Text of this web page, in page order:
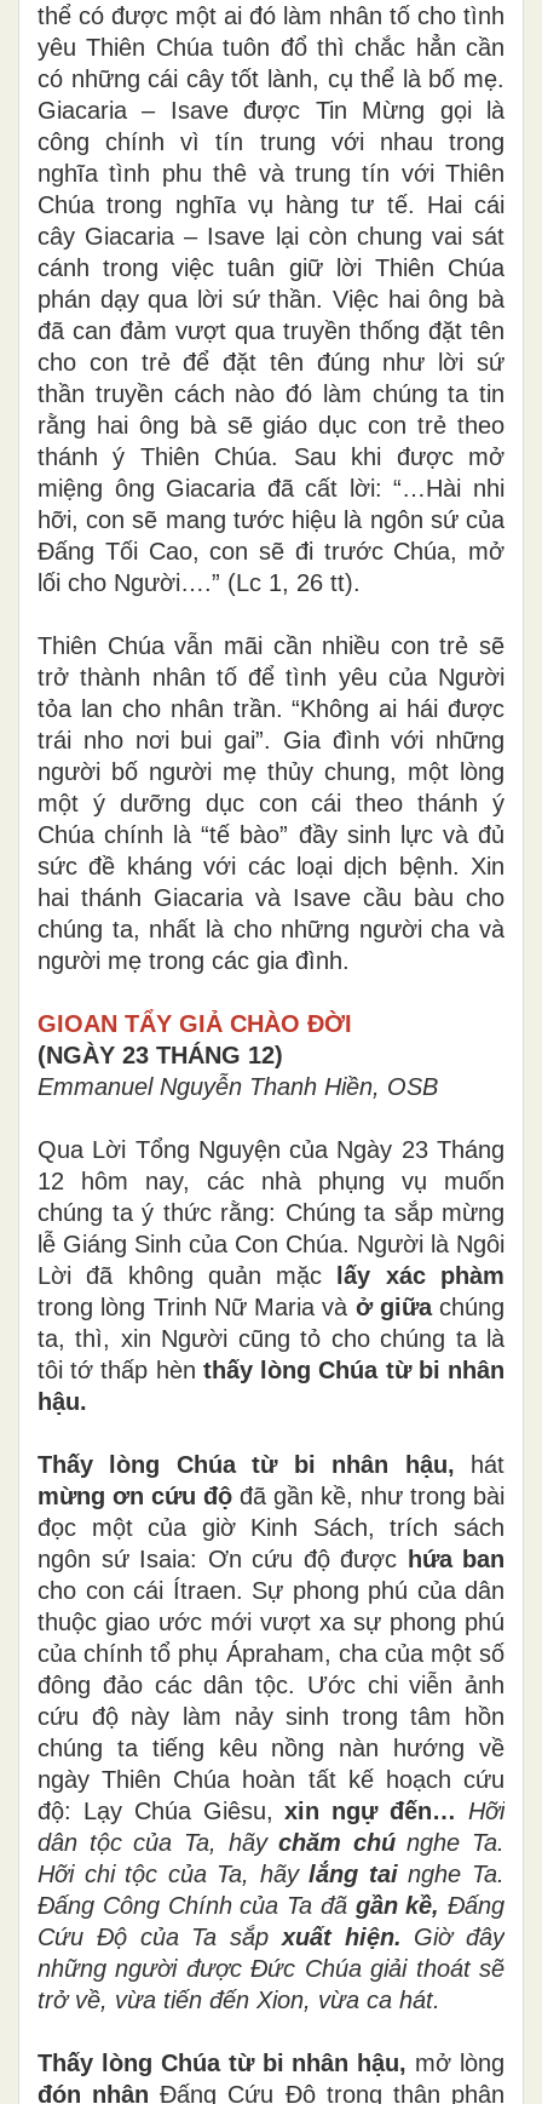
thể có được một ai đó làm nhân tố cho tình
yêu Thiên Chúa tuôn đổ thì chắc hẳn cần
có những cái cây tốt lành, cụ thể là bố mẹ.
Giacaria – Isave được Tin Mừng gọi là
công chính vì tín trung với nhau trong
nghĩa tình phu thê và trung tín với Thiên
Chúa trong nghĩa vụ hàng tư tế. Hai cái
cây Giacaria – Isave lại còn chung vai sát
cánh trong việc tuân giữ lời Thiên Chúa
phán dạy qua lời sứ thần. Việc hai ông bà
đã can đảm vượt qua truyền thống đặt tên
cho con trẻ để đặt tên đúng như lời sứ
thần truyền cách nào đó làm chúng ta tin
rằng hai ông bà sẽ giáo dục con trẻ theo
thánh ý Thiên Chúa. Sau khi được mở
miệng ông Giacaria đã cất lời: “…Hài nhi
hỡi, con sẽ mang tước hiệu là ngôn sứ của
Đấng Tối Cao, con sẽ đi trước Chúa, mở
lối cho Người….” (Lc 1, 26 tt).
Thiên Chúa vẫn mãi cần nhiều con trẻ sẽ
trở thành nhân tố để tình yêu của Người
tỏa lan cho nhân trần. “Không ai hái được
trái nho nơi bui gai”. Gia đình với những
người bố người mẹ thủy chung, một lòng
một ý dưỡng dục con cái theo thánh ý
Chúa chính là “tế bào” đầy sinh lực và đủ
sức đề kháng với các loại dịch bệnh. Xin
hai thánh Giacaria và Isave cầu bàu cho
chúng ta, nhất là cho những người cha và
người mẹ trong các gia đình.
GIOAN TẨY GIẢ CHÀO ĐỜI
(NGÀY 23 THÁNG 12)
Emmanuel Nguyễn Thanh Hiền, OSB
Qua Lời Tổng Nguyện của Ngày 23 Tháng
12 hôm nay, các nhà phụng vụ muốn
chúng ta ý thức rằng: Chúng ta sắp mừng
lễ Giáng Sinh của Con Chúa. Người là Ngôi
Lời đã không quản mặc lấy xác phàm
trong lòng Trinh Nữ Maria và ở giữachúng
ta, thì, xin Người cũng tỏ cho chúng ta là
tôi tớ thấp hèn thấy lòng Chúa từ bi nhân
hậu.
Thấy lòng Chúa từ bi nhân hậu, hát
mừng ơn cứu độ đã gần kề, như trong bài
đọc một của giờ Kinh Sách, trích sách
ngôn sứ Isaia: Ơn cứu độ được hứa ban
cho con cái Ítraen. Sự phong phú của dân
thuộc giao ước mới vượt xa sự phong phú
của chính tổ phụ Ápraham, cha của một số
đông đảo các dân tộc. Ước chi viễn ảnh
cứu độ này làm nảy sinh trong tâm hồn
chúng ta tiếng kêu nồng nàn hướng về
ngày Thiên Chúa hoàn tất kế hoạch cứu
độ: Lạy Chúa Giêsu,xin ngự đến… Hỡi
dân tộc của Ta, hãychăm chúnghe Ta.
Hỡi chi tộc của Ta, hãylắng tainghe Ta.
Đấng Công Chính của Ta đã gần kề, Đấng
Cứu Độ của Ta sắp xuất hiện. Giờ đây
những người được Đức Chúa giải thoát sẽ
trở về, vừa tiến đến Xion, vừa ca hát.
Thấy lòng Chúa từ bi nhân hậu, mở lòng
đón nhận Đấng Cứu Độ trong thân phận